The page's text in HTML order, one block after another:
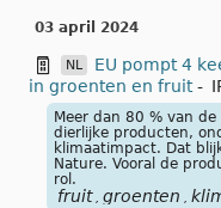
03 april 2024
NL
EU pompt 4
in groenten en fruit-
Meer dan 80 % van
dierlijke producten,
klimaatimpact. Dat
Nature. Vooral de
rol.
fruit , groenten ,